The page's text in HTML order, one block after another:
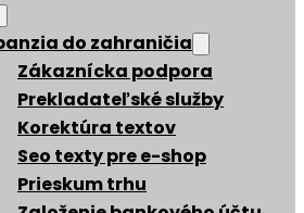
do zahraničia
Zákaznícka podpora
Prekladateľské služby
Korektúra textov
Seo texty pre e-shop
Prieskum trhu